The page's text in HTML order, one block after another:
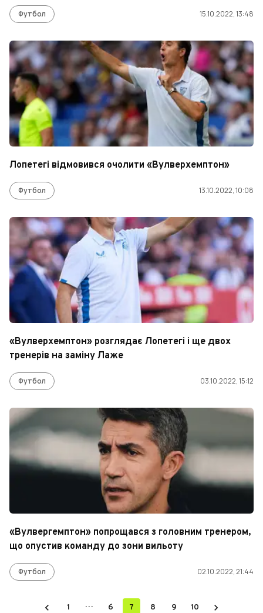
Футбол 15.10.2022, 13:48
Лопетегі відмовився очолити «Вулверхемптон»
Футбол 13.10.2022, 10:08
«Вулверхемптон» розглядає Лопетегі і ще двох
тренерів на заміну Лаже
Футбол 03.10.2022, 15:12
«Вулвергемптон» попрощався з головним тренером,
що опустив команду до зони вильоту
Футбол 02.10.2022, 21:44
1 … 6 7 8 9 10